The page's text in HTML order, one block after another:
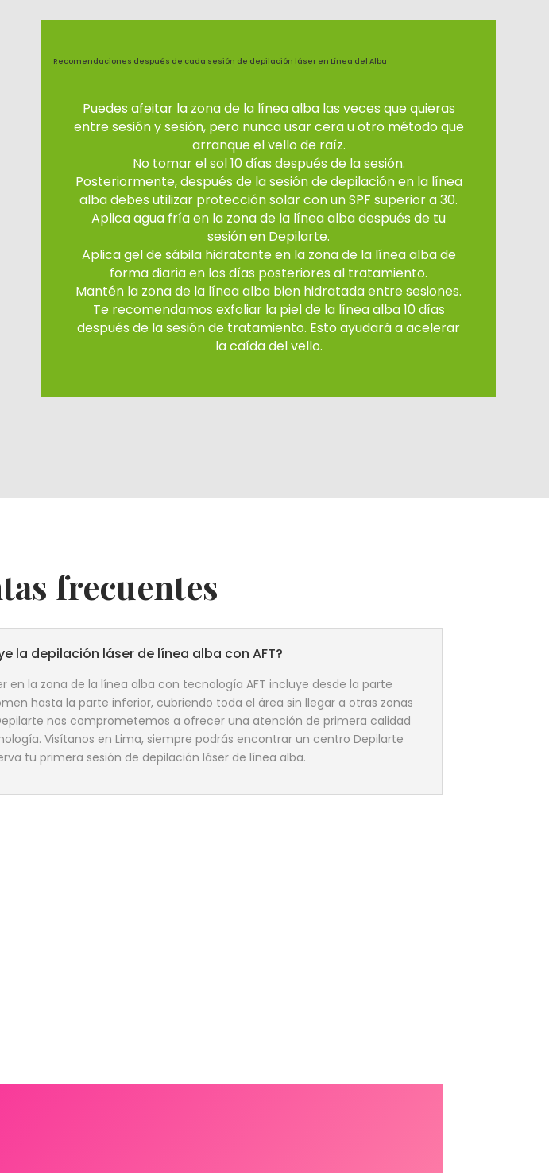
Recomendaciones después de cada sesión de depilación láser en Línea del Alba
Puedes afeitar la zona de la línea alba las veces que quieras
entre sesión y sesión, pero nunca usar cera u otro método que
arranque el vello de raíz.
No tomar el sol 10 días después de la sesión.
Posteriormente, después de la sesión de depilación en la línea
alba debes utilizar protección solar con un SPF superior a 30.
Aplica agua fría en la zona de la línea alba después de tu
sesión en Depilarte.
Aplica gel de sábila hidratante en la zona de la línea alba de
forma diaria en los días posteriores al tratamiento.
Mantén la zona de la línea alba bien hidratada entre sesiones.
Te recomendamos exfoliar la piel de la línea alba 10 días
después de la sesión de tratamiento. Esto ayudará a acelerar
la caída del vello.
frecuentes
la depilación láser de línea alba con AFT?
en la zona de la línea alba con tecnología AFT incluye desde la parte
hasta la parte inferior, cubriendo toda el área sin llegar a otras zonas
nos comprometemos a ofrecer una atención de primera calidad
Visítanos en Lima, siempre podrás encontrar un centro Depilarte
tu primera sesión de depilación láser de línea alba.